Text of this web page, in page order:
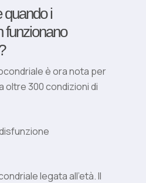
quando i
funzionano
è ora nota per
300 condizioni di
legata all’età. Il